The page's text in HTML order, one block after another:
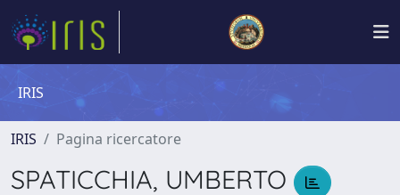
IRIS
IRIS Pagina ricercatore
SPATICCHIA, UMBERTO